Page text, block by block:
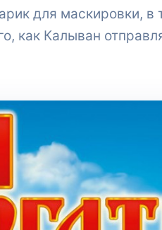
для маскировки, в
как Калыван